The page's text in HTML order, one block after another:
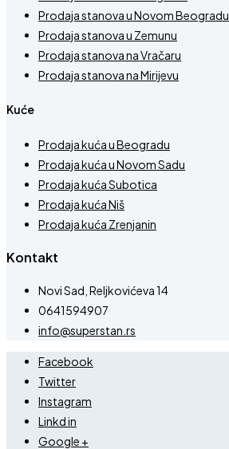
Prodaja stanova u Novom Beogradu
Prodaja stanova u Zemunu
Prodaja stanova na Vračaru
Prodaja stanova na Mirijevu
Kuće
Prodaja kuća u Beogradu
Prodaja kuća u Novom Sadu
Prodaja kuća Subotica
Prodaja kuća Niš
Prodaja kuća Zrenjanin
Kontakt
Novi Sad, Reljkovićeva 14
0641594907
info@superstan.rs
Facebook
Twitter
Instagram
Linkd in
Google +